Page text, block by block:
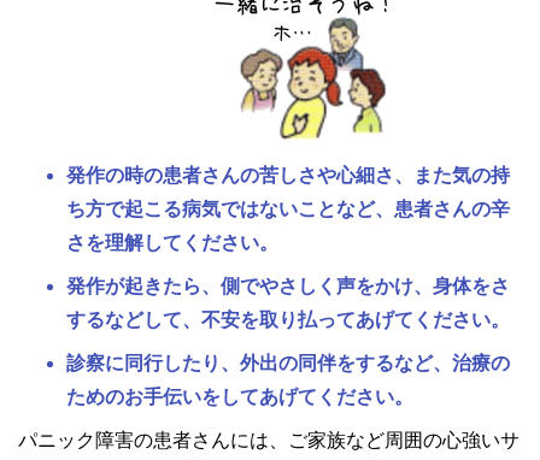
発作の時の患者さんの苦しさや心細さ、また気の持
ち方で起こる病気ではないことなど、患者さんの辛
さを理解してください。
発作が起きたら、側でやさしく声をかけ、身体をさ
するなどして、不安を取り払ってあげてください。
診察に同行したり、外出の同伴をするなど、治療の
ためのお手伝いをしてあげてください。
パニック障害の患者さんには、ご家族など周囲の心強いサ